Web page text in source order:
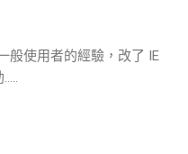
般使用者的經驗，改了 IE